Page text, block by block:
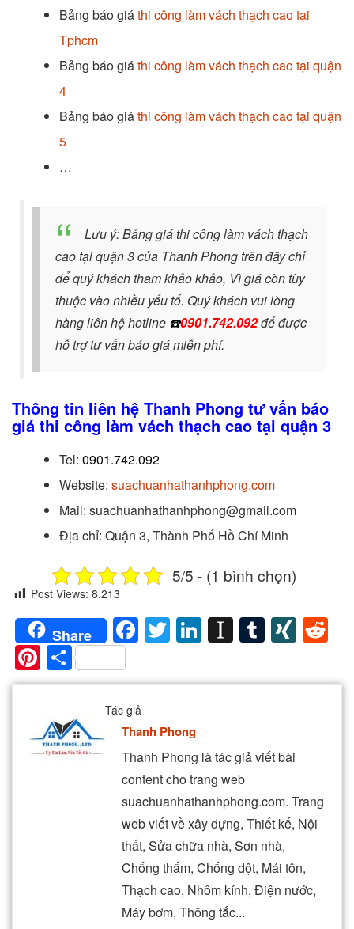
Bảng báo giáthi công làm vách thạch cao tại
Tphcm
Bảng báo giáthi công làm vách thạch cao tại quận
4
Bảng báo giáthi công làm vách thạch cao tại quận
5
…
Lưu ý: Bảng giá thi công làm vách thạch
cao tại quận 3 của Thanh Phong trên đây chỉ
để quý khách tham khảo khảo, Vì giá còn tùy
thuộc vào nhiều yếu tố. Quý khách vui lòng
hàng liên hệ hotline ☎️0901.742.092để được
hỗ trợ tư vấn báo giá miễn phí.
Thông tin liên hệ Thanh Phong tư vấn báo
giá thi công làm vách thạch cao tại quận 3
Tel: 0901.742.092
Website: suachuanhathanhphong.com
Mail: suachuanhathanhphong@gmail.com
Địa chỉ: Quận 3, Thành Phố Hồ Chí Minh
5/5 - (1 bình chọn)
Post Views: 8.213
Share Facebook
Twitter
LinkedIn
Instapaper
Tumblr
Pinterest
Share
Tác giả
Thanh Phong
Thanh Phong là tác giả viết bài
content cho trang web
suachuanhathanhphong.com. Trang
web viết về xây dựng, Thiết kế, Nội
thất, Sửa chữa nhà, Sơn nhà,
Chống thấm, Chống dột, Mái tôn,
Thạch cao, Nhôm kính, Điện nước,
Máy bơm, Thông tắc...